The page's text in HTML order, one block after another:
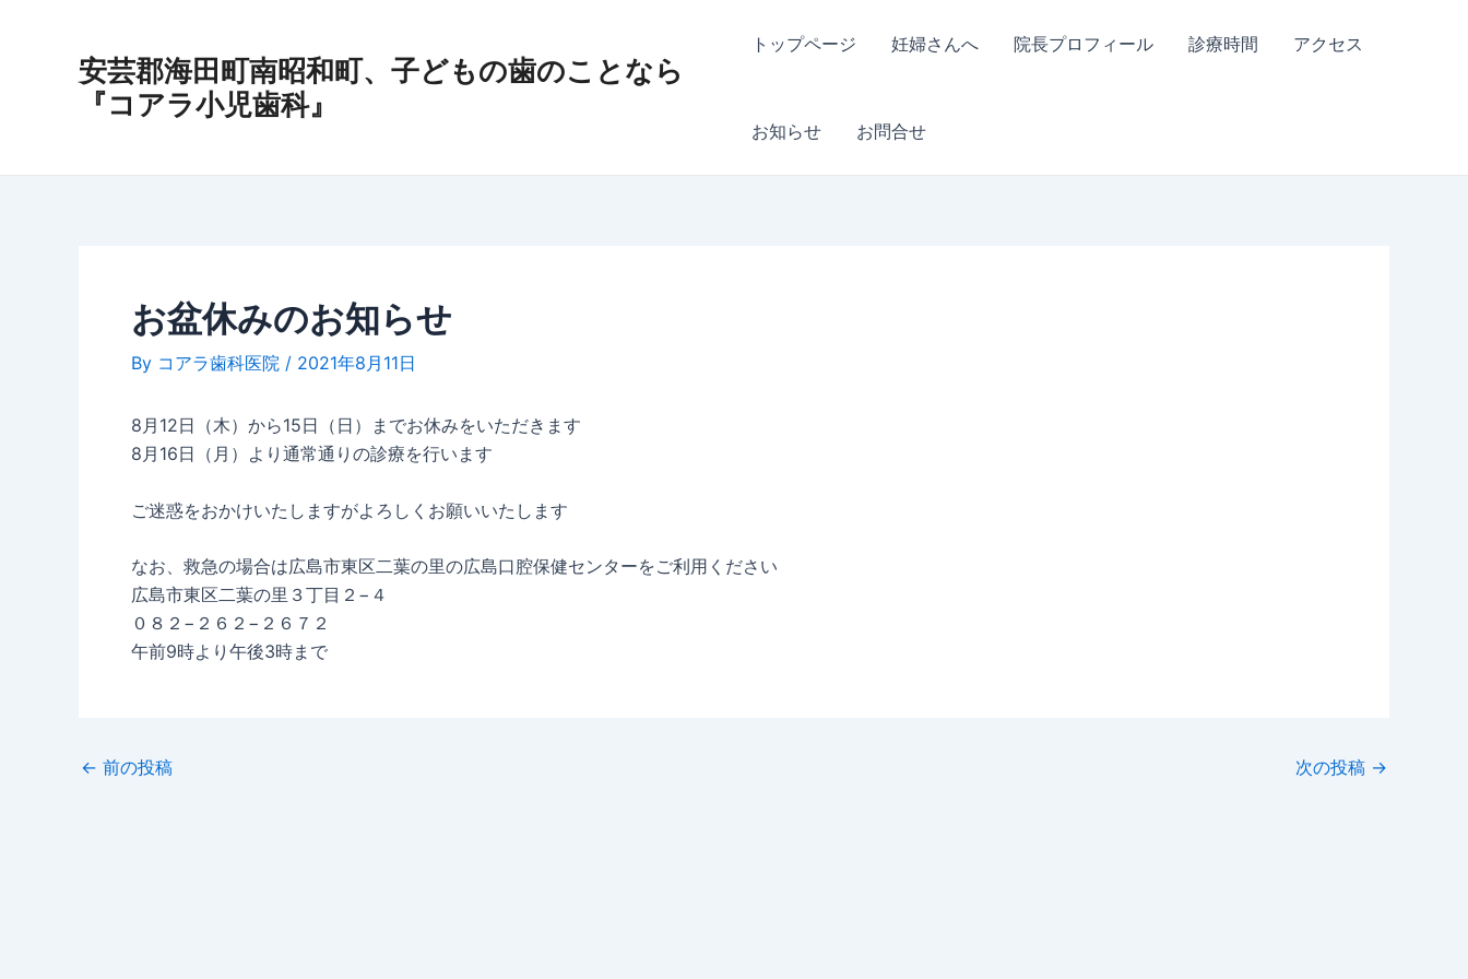
安芸郡海田町南昭和町、子どもの歯のことなら
『コアラ小児歯科』
トップページ 妊婦さんへ 院長プロフィール 診療時間 アクセス
お知らせ お問合せ
お盆休みのお知らせ
By コアラ歯科医院 / 2021年8月11日
8月12日（木）から15日（日）までお休みをいただきます
8月16日（月）より通常通りの診療を行います
ご迷惑をおかけいたしますがよろしくお願いいたします
なお、救急の場合は広島市東区二葉の里の広島口腔保健センターをご利用ください
広島市東区二葉の里３丁目２−４
０８２−２６２−２６７２
午前9時より午後3時まで
← 前の投稿 次の投稿 →